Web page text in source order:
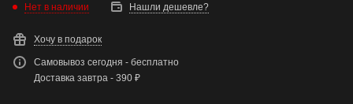
Нет в наличии Нашли дешевле?
Хочу в подарок
Самовывоз сегодня - бесплатно
Доставка завтра - 390 ₽